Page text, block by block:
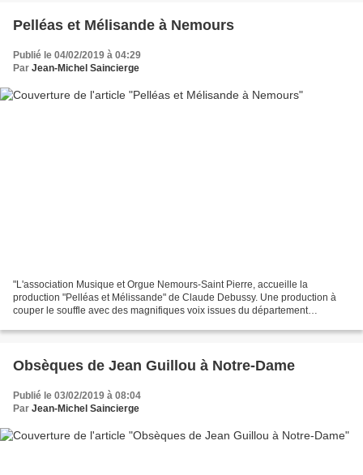
Pelléas et Mélisande à Nemours
Publié le 04/02/2019 à 04:29
Par Jean-Michel Saincierge
"L'association Musique et Orgue Nemours-Saint Pierre, accueille la
production "Pelléas et Mélissande" de Claude Debussy. Une production à
couper le souffle avec des magnifiques voix issues du département
Obsèques de Jean Guillou à Notre-Dame
Publié le 03/02/2019 à 08:04
Par Jean-Michel Saincierge